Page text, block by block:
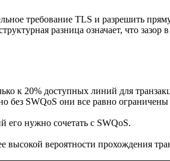
требование TLS и разрешить
разница означает, что зазор
к 20% доступных линий для
без SWQoS они все равно
его нужно сочетать с SWQoS.
высокой вероятности прохождения